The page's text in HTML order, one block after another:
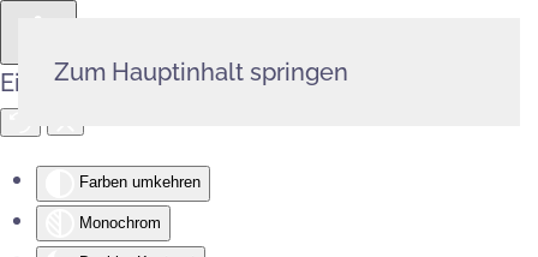
Eingabehilfen öffnen
Farben umkehren
Monochrom
Zum Hauptinhalt springen